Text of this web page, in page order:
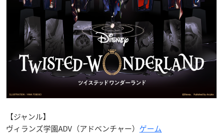
【ジャンル】
ヴィランズ学園ADV （アドベンチャー） ゲーム